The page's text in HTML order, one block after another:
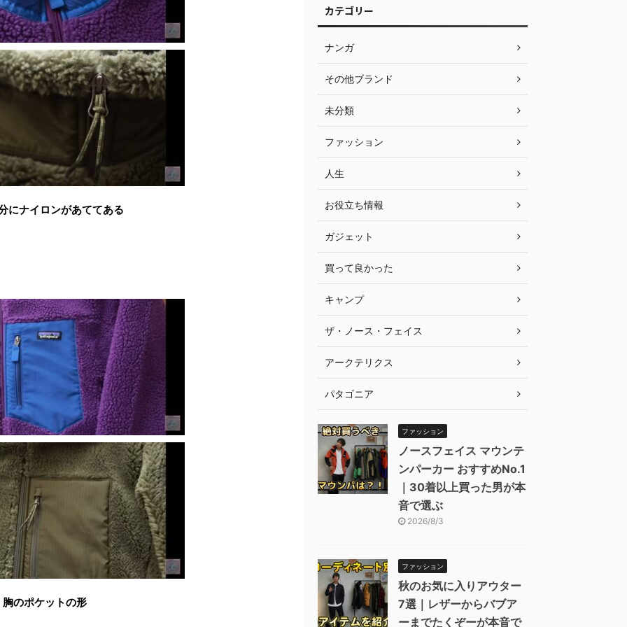
にナイロンがあててある
胸のポケットの形
カテゴリー
ナンガ
その他ブランド
未分類
ファッション
人生
お役立ち情報
ガジェット
買って良かった
キャンプ
ザ・ノース・フェイス
アークテリクス
パタゴニア
ファッション
ノースフェイス マウンテ
ンパーカー おすすめNo.1
｜30着以上買った男が本
音で選ぶ
2026/8/3
ファッション
秋のお気に入りアウター
7選｜レザーからバブア
ーまでたくぞーが本音で